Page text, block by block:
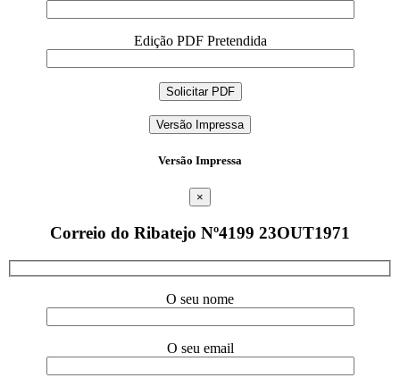
Edição PDF Pretendida
Versão Impressa
Versão Impressa
×
Correio do Ribatejo Nº4199 23OUT1971
O seu nome
O seu email